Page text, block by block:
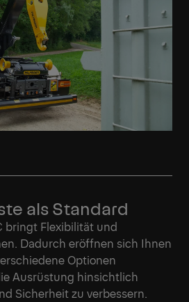
als Standard
bringt Flexibilität und
Dadurch eröffnen sich Ihnen
Optionen
Ausrüstung hinsichtlich
Sicherheit zu verbessern.